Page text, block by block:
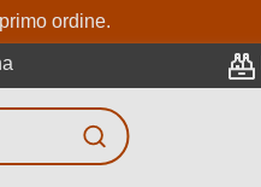
principale
principale
ordine.